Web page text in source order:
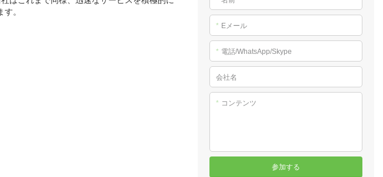
。
* Eメール
* 電話/WhatsApp/Skype
会社名
* コンテンツ
参加する